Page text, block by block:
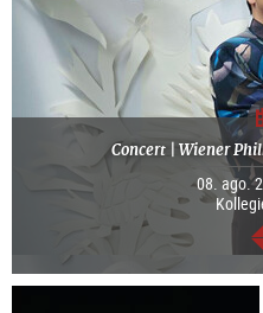
Concert | Wiener
08. ago.